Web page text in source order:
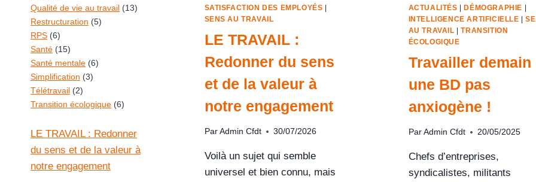
SATISFACTION DES EMPLOYÉS |
SENS AU TRAVAIL
LE TRAVAIL :
Redonner du sens
et de la valeur à
notre engagement
Par Admin Cfdt 30/07/2026
Voilà un sujet qui semble
universel et bien connu, mais
ACTUALITÉS |DÉMOGRAPHIE |
INTELLIGENCE ARTIFICIELLE |
AU TRAVAIL |TRANSITION
ÉCOLOGIQUE
Travailler demain
une BD pas
anxiogène !
Par Admin Cfdt 20/05/2025
Chefs d’entreprises,
syndicalistes, militants
Qualité de vie au travail (13)
Restructuration (5)
RPS (6)
Santé (15)
Santé mentale (6)
Simplification (3)
Télétravail (2)
Transition écologique (6)
LE TRAVAIL : Redonner
du sens et de la valeur à
notre engagement